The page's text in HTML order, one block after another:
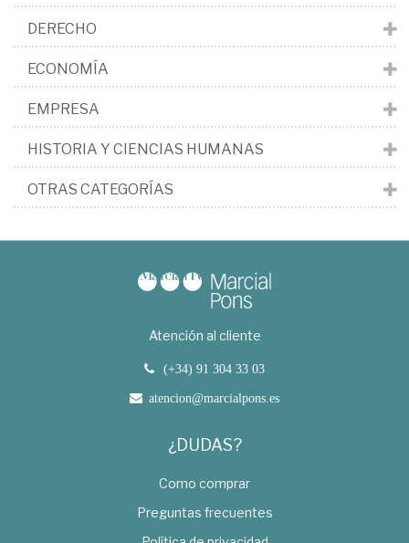
DERECHO
ECONOMÍA
EMPRESA
HISTORIA Y CIENCIAS HUMANAS
OTRAS CATEGORÍAS
Atención al cliente
(+34) 91 304 33 03
atencion@marcialpons.es
¿DUDAS?
Como comprar
Preguntas frecuentes